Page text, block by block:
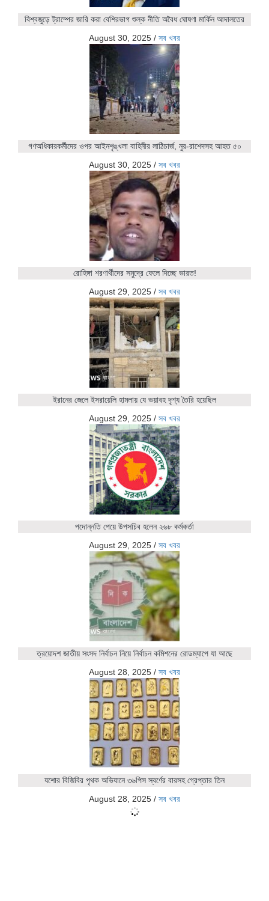
বিশ্বজুড়ে ট্রাম্পের জারি করা বেশিরভাগ শুল্ক নীতি অবৈধ ঘোষণা মার্কিন আদালতের
August 30, 2025 / সব খবর
গণঅধিকারকর্মীদের ওপর আইনশৃঙ্খলা বাহিনীর লাঠিচার্জ, নুর-রাশেদসহ আহত ৫০
August 30, 2025 / সব খবর
রোহিঙ্গা শরণার্থীদের সমুদ্রে ফেলে দিচ্ছে ভারত!
August 29, 2025 / সব খবর
ইরানের জেলে ইসরায়েলি হামলায় যে ভয়াবহ দৃশ্য তৈরি হয়েছিল
August 29, 2025 / সব খবর
পদোন্নতি পেয়ে উপসচিব হলেন ২৬৮ কর্মকর্তা
August 29, 2025 / সব খবর
ত্রয়োদশ জাতীয় সংসদ নির্বাচন নিয়ে নির্বাচন কমিশনের রোডম্যাপে যা আছে
August 28, 2025 / সব খবর
যশোর বিজিবির পৃথক অভিযানে ৩৬পিস স্বর্ণের বারসহ গ্রেপ্তার তিন
August 28, 2025 / সব খবর